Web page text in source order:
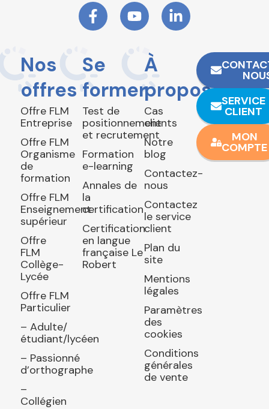
Nos
offres
Offre FLM
Entreprise
Offre FLM
Organisme
de
formation
Offre FLM
Enseignement
supérieur
Offre
FLM
Collège-
Lycée
Offre FLM
Particulier
– Adulte/
étudiant/lycéen
– Passionné
d’orthographe
–
Collégien
Se
former
Test de
positionnement
et recrutement
Formation
e-learning
Annales de
la
certification
Certification
en langue
française Le
Robert
À
propos
Cas
clients
Notre
blog
Contactez-
nous
Contactez
le service
client
Plan du
site
Mentions
légales
Paramètres
des
cookies
Conditions
générales
de vente
SERVICE
CLIENT
MON
COMPTE